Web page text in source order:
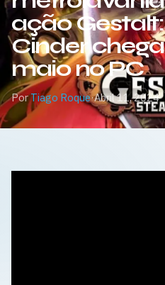
ação
Cinder chega
maio no PC
PorTiago Roque·Abril 11, 2024